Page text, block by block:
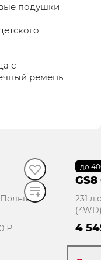
подушки
с
ремень
₽
доВ
GS8
231
4